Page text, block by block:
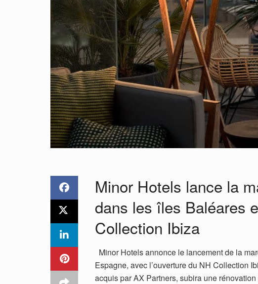
Minor Hotels lance la
dans les îles Baléares
Collection Ibiza
Minor Hotels annonce le lancement de la
Espagne, avec l’ouverture du NH Collection
acquis par AX Partners, subira une